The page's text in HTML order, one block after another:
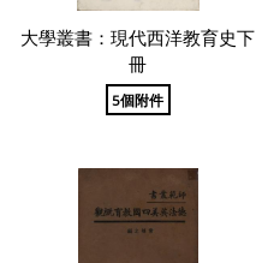
大學叢書：現代西洋教育史下
冊
5個附件